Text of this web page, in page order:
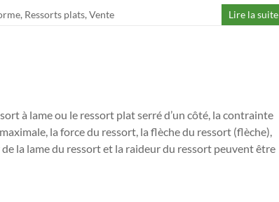
, Ressorts plats, Vente Lire la suite
à lame ou le ressort plat serré d’un côté, la contrainte
la force du ressort, la flèche du ressort (flèche),
de la lame du ressort et la raideur du ressort peuvent être